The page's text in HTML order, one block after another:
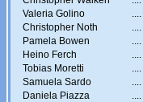
Valeria Golino
....
Christopher Noth
....
Pamela Bowen
....
Heino Ferch
....
Tobias Moretti
....
Samuela Sardo
....
Daniela Piazza
....